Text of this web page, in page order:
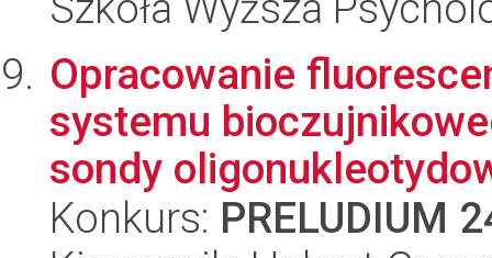
Opracowanie
systemu
sondy
Konkurs: PRELUDIUM